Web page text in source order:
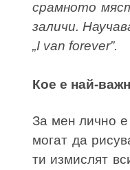
срамното
заличи.
„I van forever”.
Кое е най-
За мен лично
могат да
ти измислят